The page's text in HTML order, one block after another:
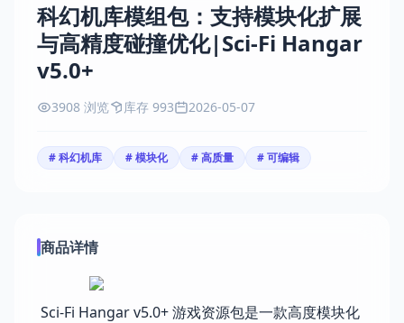
科幻机库模组包：支持模块化扩展
与高精度碰撞优化|Sci-Fi Hangar
v5.0+
3908 浏览 库存 993 2026-05-07
# 科幻机库 # 模块化 # 高质量 # 可编辑
商品详情
Sci-Fi Hangar v5.0+ 游戏资源包是一款高度模块化